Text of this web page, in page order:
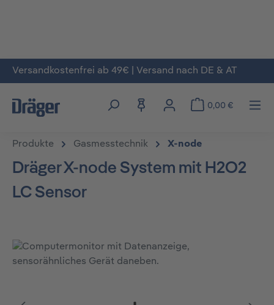
Zum Hauptinhalt springen
Versandkostenfrei ab 49€ | Versand nach DE & AT
0,00 €
Produkte Gasmesstechnik X-node
Dräger X-node System mit H2O2
LC Sensor
Bildergalerie überspringen